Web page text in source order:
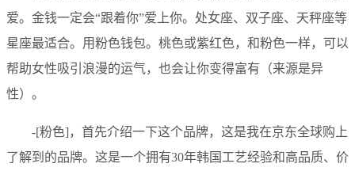
爱。金钱一定会“跟着你”爱上你。处女座、双子座、天秤座等
星座最适合。用粉色钱包。桃色或紫红色，和粉色一样，可以
帮助女性吸引浪漫的运气，也会让你变得富有（来源是异
性）。
-[粉色]，首先介绍一下这个品牌，这是我在京东全球购上
了解到的品牌。这是一个拥有30年韩国工艺经验和高品质、价